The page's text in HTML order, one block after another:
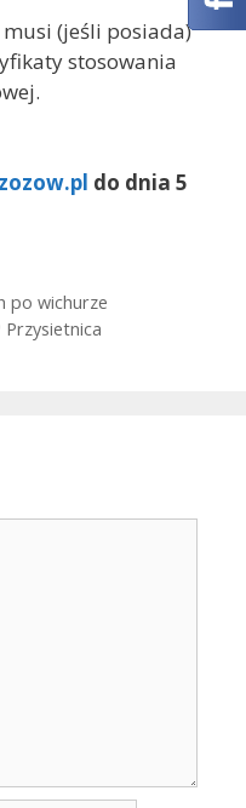
(jeśli posiada)
stosowania
do dnia 5
po wichurze